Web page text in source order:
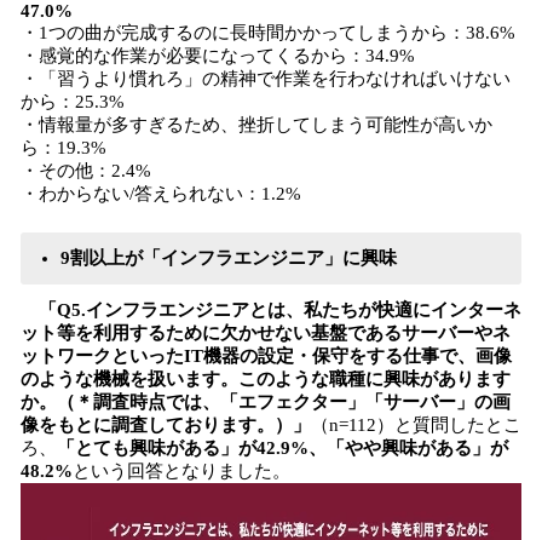
47.0%
・1つの曲が完成するのに長時間かかってしまうから：38.6%
・感覚的な作業が必要になってくるから：34.9%
・「習うより慣れろ」の精神で作業を行わなければいけない
から：25.3%
・情報量が多すぎるため、挫折してしまう可能性が高いか
ら：19.3%
・その他：2.4%
・わからない/答えられない：1.2%
9割以上が「インフラエンジニア」に興味
「Q5.インフラエンジニアとは、私たちが快適にインターネ
ット等を利用するために欠かせない基盤であるサーバーやネ
ットワークといったIT機器の設定・保守をする仕事で、画像
のような機械を扱います。このような職種に興味があります
か。（＊調査時点では、「エフェクター」「サーバー」の画
像をもとに調査しております。）」
（n=112）と質問したとこ
ろ、
「とても興味がある」が42.9%、「やや興味がある」が
48.2%という回答となりました。